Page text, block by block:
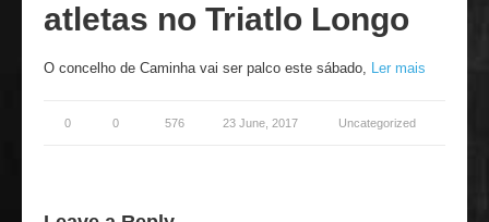
atletas no Triatlo Longo
O concelho de Caminha vai ser palco este sábado, Ler mais
0 0 576 23 June, 2017 Uncategorized